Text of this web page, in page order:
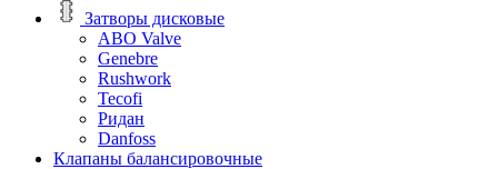
Затворы дисковые
ABO Valve
Genebre
Rushwork
Tecofi
Ридан
Danfoss
Клапаны балансировочные